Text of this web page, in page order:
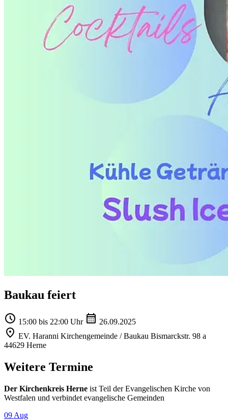
Baukau feiert
15:00 bis 22:00 Uhr
26.09.2025
EV. Haranni Kirchengemeinde / Baukau Bismarckstr. 98 a
44629 Herne
Weitere Termine
Der Kirchenkreis Herne ist Teil der Evangelischen Kirche von
Westfalen und verbindet evangelische Gemeinden
09 Aug